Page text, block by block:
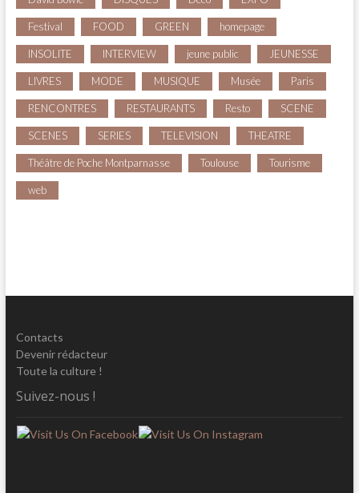
Festival FOOD GREEN homepage
INSOLITE INTERVIEW jeune public JEUNESSE
LIVRES MODE MUSIQUE Musée Paris
RENCONTRES RESTAURANTS Resto SCENE
SCENES SERIES TELEVISION THEATRE
Théâtre de Poche Montparnasse Toulouse Tourisme
web
Contacts
Devenir rédacteur
Toute la culture !
Suivez-nous !